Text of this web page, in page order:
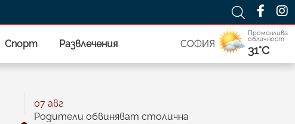
Спорт Развлечения СОФИЯ
Променлива
облачност
31°C
07 авг
Родители обвиняват столична